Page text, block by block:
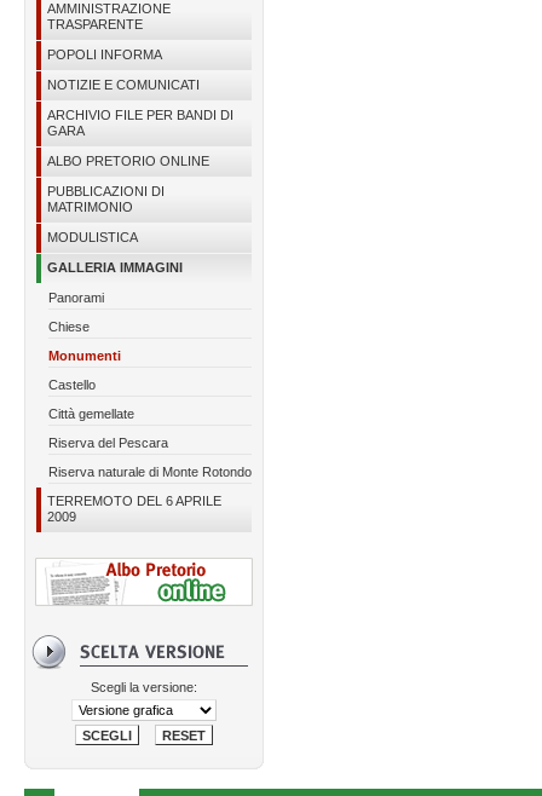
AMMINISTRAZIONE
TRASPARENTE
POPOLI INFORMA
NOTIZIE E COMUNICATI
ARCHIVIO FILE PER BANDI DI
GARA
ALBO PRETORIO ONLINE
PUBBLICAZIONI DI
MATRIMONIO
MODULISTICA
GALLERIA IMMAGINI
Panorami
Chiese
Monumenti
Castello
Città gemellate
Riserva del Pescara
Riserva naturale di Monte Rotondo
TERREMOTO DEL 6 APRILE
2009
Scegli la versione: